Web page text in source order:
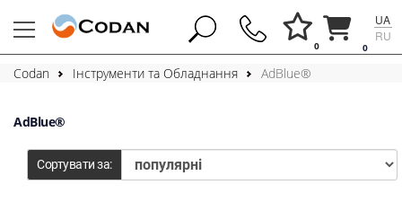
0
0
UA
RU
Codan Інструменти та Обладнання AdBlue®
AdBlue®
Сортувати за: